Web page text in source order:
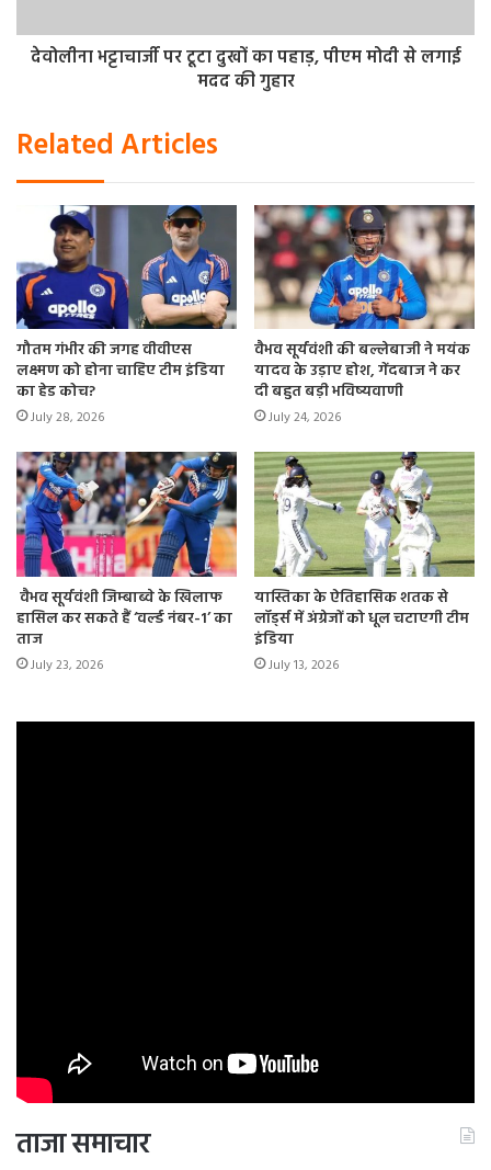
देवोलीना भट्टाचार्जी पर टूटा दुखों का पहाड़, पीएम मोदी से लगाई
मदद की गुहार
Related Articles
गौतम गंभीर की जगह वीवीएस
लक्ष्मण को होना चाहिए टीम इंडिया
का हेड कोच?
July 28, 2026
वैभव सूर्यवंशी की बल्लेबाजी ने मयंक
यादव के उड़ाए होश, गेंदबाज ने कर
दी बहुत बड़ी भविष्यवाणी
July 24, 2026
वैभव सूर्यवंशी जिम्बाब्वे के खिलाफ
हासिल कर सकते हैं ‘वर्ल्ड नंबर-1’ का
ताज
July 23, 2026
यास्तिका के ऐतिहासिक शतक से
लॉर्ड्स में अंग्रेजों को धूल चटाएगी टीम
इंडिया
July 13, 2026
ताजा समाचार